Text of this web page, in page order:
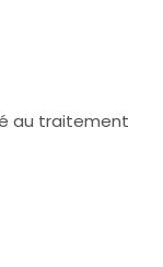
au traitement